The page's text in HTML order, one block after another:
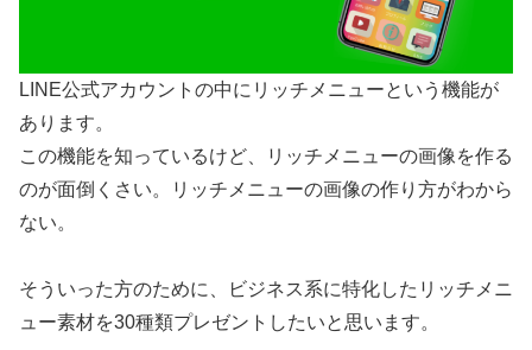
LINE公式アカウントの中にリッチメニューという機能が
あります。
この機能を知っているけど、リッチメニューの画像を作る
のが面倒くさい。リッチメニューの画像の作り方がわから
ない。
そういった方のために、ビジネス系に特化したリッチメニ
ュー素材を30種類プレゼントしたいと思います。